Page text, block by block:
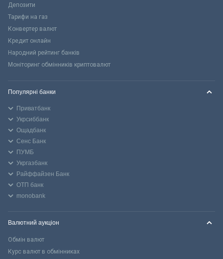
Депозити
Тарифи на газ
Конвертер валют
Кредит онлайн
Народний рейтинг банків
Моніторинг обмінників криптовалют
Популярні банки
Приватбанк
Укрсиббанк
Ощадбанк
Сенс Банк
ПУМБ
Укргазбанк
Райффайзен Банк
ОТП банк
monobank
Валютний аукціон
Обмін валют
Курс валют в обмінниках